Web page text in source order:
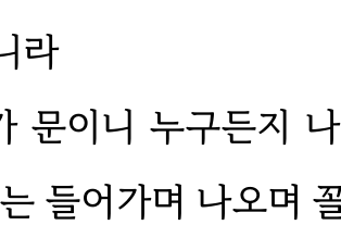
라
문이니 누구든지
들어가며 나오며